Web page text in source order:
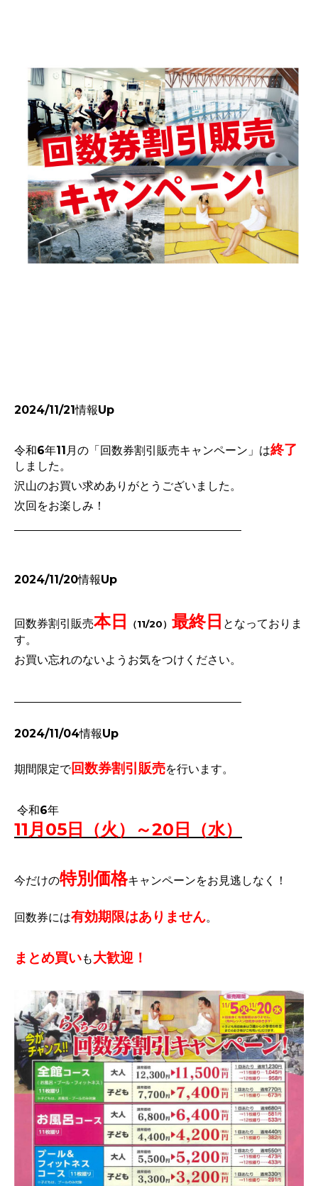
2024/11/21情報Up
令和6年11月の「回数券割引販売キャンペーン」は終了
しました。
沢山のお買い求めありがとうございました。
次回をお楽しみ！
2024/11/20情報Up
回数券割引販売本日 （11/20） 最終日 となっておりま
す。
お買い忘れのないようお気をつけください。
2024/11/04情報Up
期間限定で回数券割引販売を行います。
令和6年
11月05日（火）～20日（水）
今だけの特別価格キャンペーンをお見逃しなく！
回数券には有効期限はありません。
まとめ買いも大歓迎！